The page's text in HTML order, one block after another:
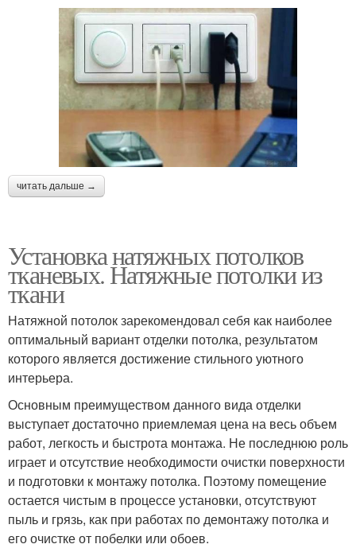
читать дальше →
Установка натяжных потолков
тканевых. Натяжные потолки из
ткани
Натяжной потолок зарекомендовал себя как наиболее
оптимальный вариант отделки потолка, результатом
которого является достижение стильного уютного
интерьера.
Основным преимуществом данного вида отделки
выступает достаточно приемлемая цена на весь объем
работ, легкость и быстрота монтажа. Не последнюю роль
играет и отсутствие необходимости очистки поверхности
и подготовки к монтажу потолка. Поэтому помещение
остается чистым в процессе установки, отсутствуют
пыль и грязь, как при работах по демонтажу потолка и
его очистке от побелки или обоев.